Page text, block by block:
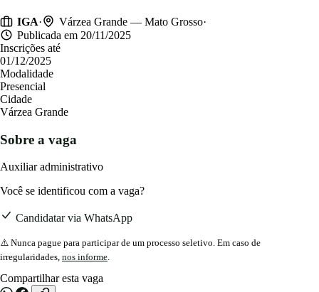
IGA· Várzea Grande — Mato Grosso·
Publicada em 20/11/2025
Inscrições até
01/12/2025
Modalidade
Presencial
Cidade
Várzea Grande
Sobre a vaga
Auxiliar administrativo
Você se identificou com a vaga?
Candidatar via WhatsApp
⚠️ Nunca pague para participar de um processo seletivo. Em caso de
irregularidades, nos informe.
Compartilhar esta vaga